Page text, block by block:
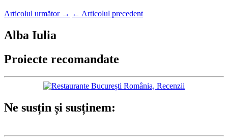
Articolul următor → ← Articolul precedent
Alba Iulia
Proiecte recomandate
Ne susțin și susținem: